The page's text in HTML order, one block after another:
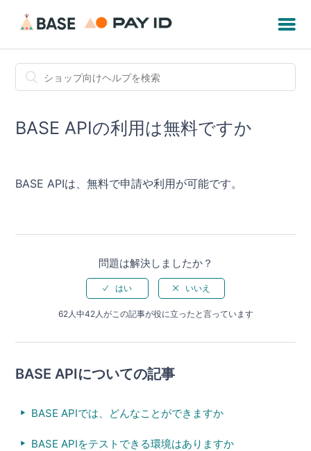
BASE APIの利用は無料ですか
BASE APIは、無料で申請や利用が可能です。
問題は解決しましたか？
62人中42人がこの記事が役に立ったと言っています
BASE APIについての記事
BASE APIでは、どんなことができますか
BASE APIをテストできる環境はありますか